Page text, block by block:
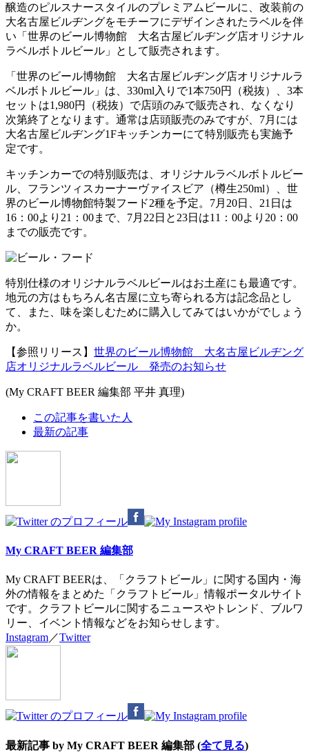
醸造のピルスナースタイルのプレミアムビールに、改装前の
大名古屋ビルヂングをモチーフにデザインされたラベルを伴
い「世界のビール博物館 大名古屋ビルヂング店オリジナル
ラベルボトルビール」として販売されます。
「世界のビール博物館 大名古屋ビルヂング店オリジナルラ
ベルボトルビール」は、330ml入りで1本750円（税抜）、3本
セットは1,980円（税抜）で店頭のみで販売され、なくなり
次第終了となります。通常は店頭販売のみですが、7月には
大名古屋ビルヂング1Fキッチンカーにて特別販売も実施予
定です。
キッチンカーでの特別販売は、オリジナルラベルボトルビー
ル、フランツィスカーナーヴァイスビア（樽生250ml）、世
界のビール博物館特製フード2種を予定。7月20日、21日は
16：00より21：00まで、7月22日と23日は11：00より20：00
までの販売です。
特別仕様のオリジナルラベルビールはお土産にも最適です。
地元の方はもちろん名古屋に立ち寄られる方は記念品とし
て、また、味を楽しむために購入してみてはいかがでしょう
か。
【参照リリース】 世界のビール博物館 大名古屋ビルヂング
店オリジナルラベルビール 発売のお知らせ
(My CRAFT BEER 編集部 平井 真理)
following
tabs
change
この記事を書いた人
最新の記事
My CRAFT BEER 編集部
My CRAFT BEERは、「クラフトビール」に関する国内・海
外の情報をまとめた「クラフトビール」情報ポータルサイト
です。クラフトビールに関するニュースやトレンド、ブルワ
リー、イベント情報などをお知らせします。
Instagram／Twitter
最新記事 by My CRAFT BEER 編集部 (全て見る)